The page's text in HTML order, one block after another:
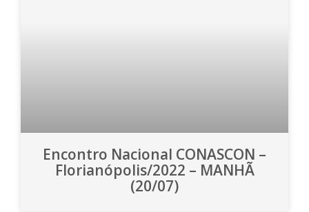
Encontro Nacional CONASCON –
Florianópolis/2022 – MANHÃ
(20/07)